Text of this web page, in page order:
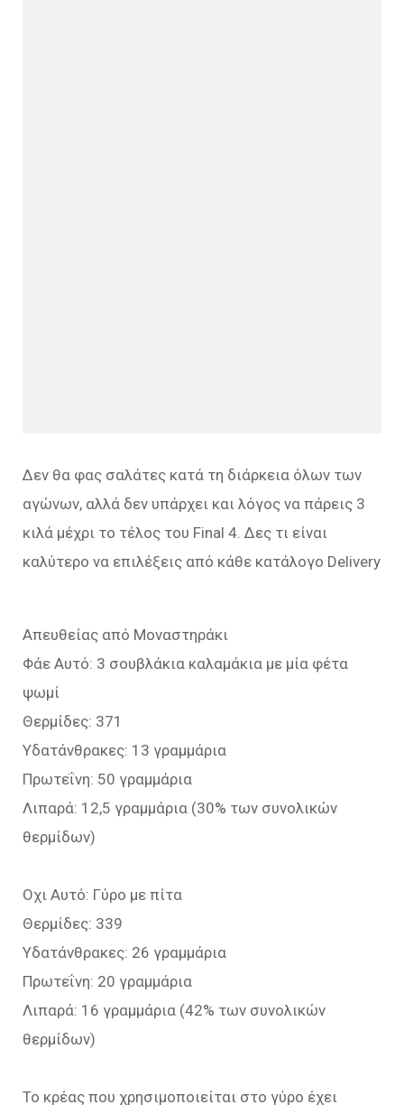
Δεν θα φας σαλάτες κατά τη διάρκεια όλων των
αγώνων, αλλά δεν υπάρχει και λόγος να πάρεις 3
κιλά μέχρι το τέλος του Final 4. Δες τι είναι
καλύτερο να επιλέξεις από κάθε κατάλογο Delivery
Απευθείας από Μοναστηράκι
Φάε Αυτό: 3 σουβλάκια καλαμάκια με μία φέτα
ψωμί
Θερμίδες: 371
Υδατάνθρακες: 13 γραμμάρια
Πρωτεΐνη: 50 γραμμάρια
Λιπαρά: 12,5 γραμμάρια (30% των συνολικών
θερμίδων)
Οχι Αυτό: Γύρο με πίτα
Θερμίδες: 339
Υδατάνθρακες: 26 γραμμάρια
Πρωτεΐνη: 20 γραμμάρια
Λιπαρά: 16 γραμμάρια (42% των συνολικών
θερμίδων)
Το κρέας που χρησιμοποιείται στο γύρο έχει